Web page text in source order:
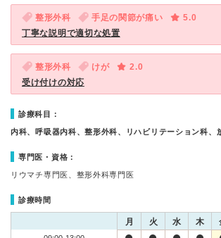
整形外科 手足の関節が痛い
5.0
丁寧な説明で適切な処置
整形外科 けが
2.0
受け付けの対応
診療科目：
内科、呼吸器内科、整形外科、リハビリテーション科、
専門医・資格：
リウマチ専門医、整形外科専門医
診療時間
月 火 水 木